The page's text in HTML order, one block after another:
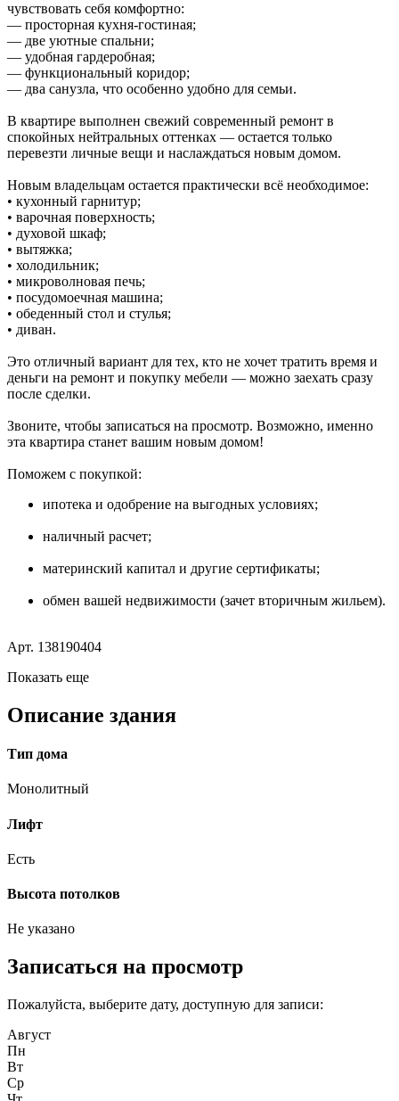
чувствовать себя комфортно:
— просторная кухня-гостиная;
— две уютные спальни;
— удобная гардеробная;
— функциональный коридор;
— два санузла, что особенно удобно для семьи.
В квартире выполнен свежий современный ремонт в
спокойных нейтральных оттенках — остается только
перевезти личные вещи и наслаждаться новым домом.
Новым владельцам остается практически всё необходимое:
• кухонный гарнитур;
• варочная поверхность;
• духовой шкаф;
• вытяжка;
• холодильник;
• микроволновая печь;
• посудомоечная машина;
• обеденный стол и стулья;
• диван.
Это отличный вариант для тех, кто не хочет тратить время и
деньги на ремонт и покупку мебели — можно заехать сразу
после сделки.
Звоните, чтобы записаться на просмотр. Возможно, именно
эта квартира станет вашим новым домом!
Поможем с покупкой:
ипотека и одобрение на выгодных условиях;
наличный расчет;
материнский капитал и другие сертификаты;
обмен вашей недвижимости (зачет вторичным жильем).
Арт. 138190404
Показать еще
Описание здания
Тип дома
Монолитный
Лифт
Есть
Высота потолков
Не указано
Записаться на просмотр
Пожалуйста, выберите дату, доступную для записи:
Август
Пн
Вт
Ср